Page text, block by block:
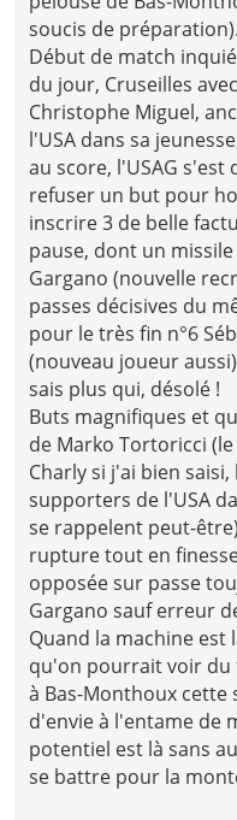
soucis de préparation).
Début de match
du jour, Cruseilles
Christophe Miguel,
l'USA dans sa
au score, l'USAG s'est
refuser un but pour
inscrire 3 de belle
pause, dont un missile
Gargano (nouvelle
passes décisives du
pour le très fin n°6
(nouveau joueur
sais plus qui, désolé !
Buts magnifiques et
de Marko Tortoricci
Charly si j'ai bien saisi,
supporters de l'USA
se rappelent peut-
rupture tout en
opposée sur passe
Gargano sauf erreur
Quand la machine est
qu'on pourrait voir
à Bas-Monthoux cette
d'envie à l'entame de
potentiel est là sans
se battre pour la